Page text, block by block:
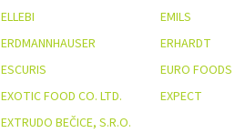
ELLEBI
EMILS
ERDMANNHAUSER
ERHARDT
ESCURIS
EURO FOODS
EXOTIC FOOD CO. LTD.
EXPECT
EXTRUDO BEČICE, S.R.O.